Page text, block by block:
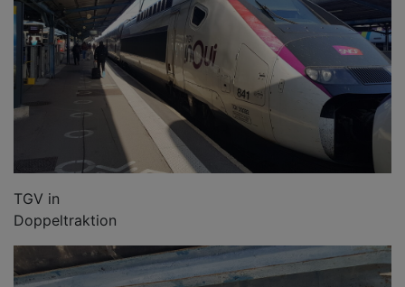
TGV in
Doppeltraktion